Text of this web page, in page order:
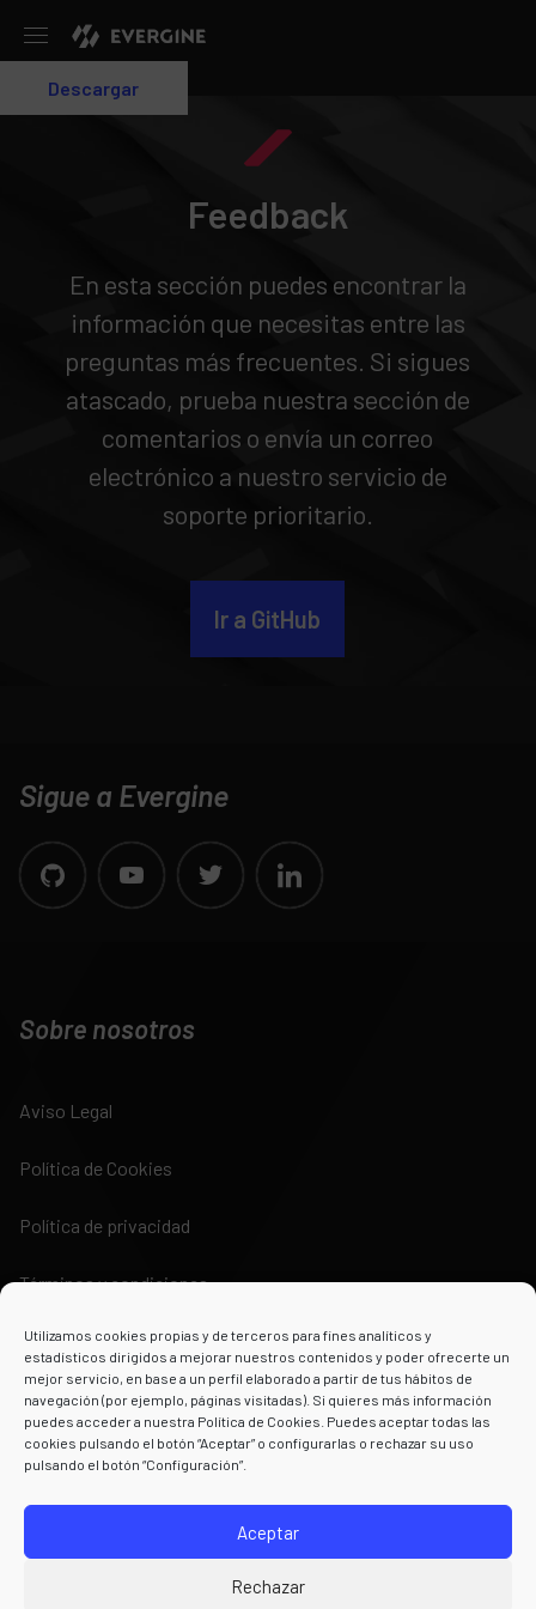
Utilizamos cookies propias y de terceros para fines analíticos y
estadísticos dirigidos a mejorar nuestros contenidos y poder ofrecerte un
mejor servicio, en base a un perfil elaborado a partir de tus hábitos de
navegación (por ejemplo, páginas visitadas). Si quieres más información
puedes acceder a nuestra Política de Cookies. Puedes aceptar todas las
cookies pulsando el botón “Aceptar” o configurarlas o rechazar su uso
pulsando el botón “Configuración”.
Aceptar
Rechazar
Login
Descargar
Feedback
En esta sección puedes encontrar la
información que necesitas entre las
preguntas más frecuentes. Si sigues
atascado, prueba nuestra sección de
comentarios o envía un correo
electrónico a nuestro servicio de
soporte prioritario.
Ir a GitHub
Sigue a Evergine
Sobre nosotros
Aviso Legal
Política de Cookies
Política de privacidad
Términos y condiciones
Powered by